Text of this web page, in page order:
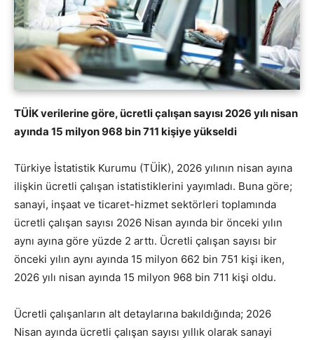
TÜİK verilerine göre, ücretli çalışan sayısı 2026 yılı nisan
ayında 15 milyon 968 bin 711 kişiye yükseldi
Türkiye İstatistik Kurumu (TÜİK), 2026 yılının nisan ayına
ilişkin ücretli çalışan istatistiklerini yayımladı. Buna göre;
sanayi, inşaat ve ticaret-hizmet sektörleri toplamında
ücretli çalışan sayısı 2026 Nisan ayında bir önceki yılın
aynı ayına göre yüzde 2 arttı. Ücretli çalışan sayısı bir
önceki yılın aynı ayında 15 milyon 662 bin 751 kişi iken,
2026 yılı nisan ayında 15 milyon 968 bin 711 kişi oldu.
Ücretli çalışanların alt detaylarına bakıldığında; 2026
Nisan ayında ücretli çalışan sayısı yıllık olarak sanayi